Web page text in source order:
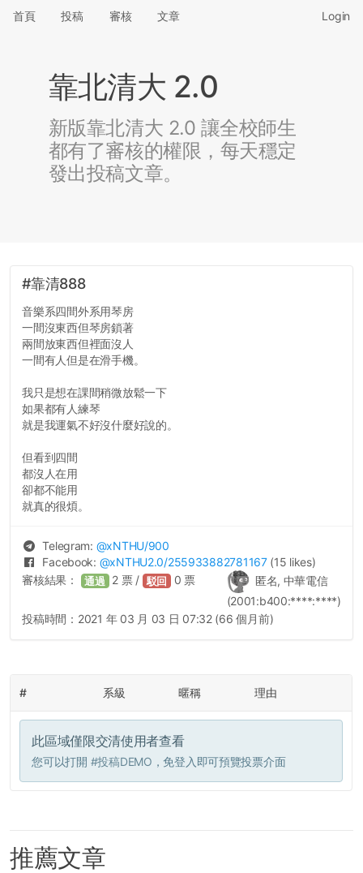
首頁 投稿 審核 文章 Login
靠北清大 2.0
新版靠北清大 2.0 讓全校師生
都有了審核的權限，每天穩定
發出投稿文章。
#靠清888
音樂系四間外系用琴房
一間沒東西但琴房鎖著
兩間放東西但裡面沒人
一間有人但是在滑手機。
我只是想在課間稍微放鬆一下
如果都有人練琴
就是我運氣不好沒什麼好說的。
但看到四間
都沒人在用
卻都不能用
就真的很煩。
Telegram: @xNTHU/900
Facebook: @xNTHU2.0/255933882781167 (15 likes)
匿名, 中華電信
(2001:b400:****:****)
審核結果： 通過 2 票 / 駁回 0 票
投稿時間： 2021 年 03 月 03 日 07:32 (66 個月前)
# 系級 暱稱 理由
此區域僅限交清使用者查看
您可以打開 #投稿DEMO ，免登入即可預覽投票介面
推薦文章